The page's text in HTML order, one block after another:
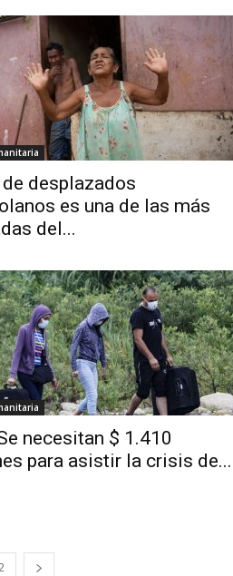
desplazados
es una de las más
del...
necesitan $ 1.410
para asistir la crisis de...